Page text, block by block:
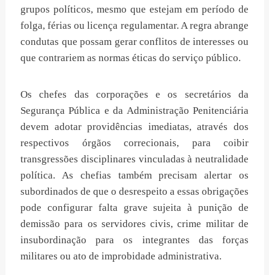
grupos políticos, mesmo que estejam em período de
folga, férias ou licença regulamentar. A regra abrange
condutas que possam gerar conflitos de interesses ou
que contrariem as normas éticas do serviço público.
Os chefes das corporações e os secretários da
Segurança Pública e da Administração Penitenciária
devem adotar providências imediatas, através dos
respectivos órgãos correcionais, para coibir
transgressões disciplinares vinculadas à neutralidade
política. As chefias também precisam alertar os
subordinados de que o desrespeito a essas obrigações
pode configurar falta grave sujeita à punição de
demissão para os servidores civis, crime militar de
insubordinação para os integrantes das forças
militares ou ato de improbidade administrativa.